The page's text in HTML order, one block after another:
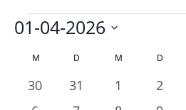
Veranstaltungen
01-04-2026
Kalender
von
Veranstaltungen
M MONTAGD DIENSTAG
M MITTWOCH
D
0
Veranstaltungen
30
0
Veranstaltungen
31
0
1
0
2